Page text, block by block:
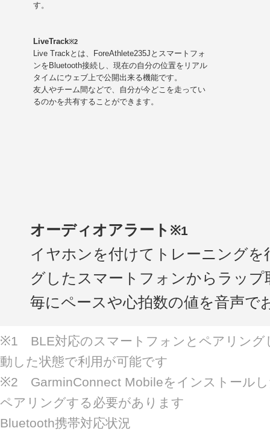
す。
LiveTrack※2
Live Trackとは、ForeAthlete235Jとスマートフォ
ンをBluetooth接続し、現在の自分の位置をリアル
タイムにウェブ上で公開出来る機能です。
友人やチーム間などで、自分が今どこを走ってい
るのかを共有することができます。
オーディオアラート ※1
イヤホンを付けてトレーニング
グしたスマートフォンからラップ
毎にペースや心拍数の値を音声で
※1 BLE対応のスマートフォンとペアリング
動した状態で利用が可能です
※2 GarminConnect Mobileをインストール
ペアリングする必要があります
Bluetooth携帯対応状況